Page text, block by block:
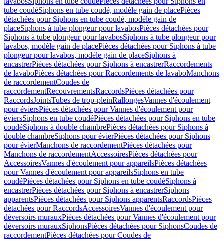
tube coudéSiphons en tube coudé, modèle gain de placePièces
détachées pour Siphons en tube coudé, modèle gain de
placeSiphons à tube plongeur pour lavabosPièces détachées pour
Siphons à tube plongeur pour lavabosSiphons à tube plongeur pour
lavabos, modèle gain de placePièces détachées pour Siphons à tube
plongeur pour lavabos, modèle gain de placeSiphons à
encastrerPièces détachées pour Siphons à encastrerRaccordements
de lavaboPièces détachées pour Raccordements de lavaboManchons
de raccordementCoudes de
raccordementRecouvrementsRaccordsPièces détachées pour
RaccordsJointsTubes de trop-pleinRallongesVannes d'écoulement
pour éviersPièces détachées pour Vannes d'écoulement pour
éviersSiphons en tube coudéPièces détachées pour Siphons en tube
coudéSiphons à double chambrePièces détachées pour Siphons à
double chambreSiphons pour évierPièces détachées pour Siphons
pour évierManchons de raccordementPièces détachées pour
Manchons de raccordementAccessoiresPièces détachées pour
AccessoiresVannes d'écoulement pour appareilsPièces détachées
pour Vannes d'écoulement pour appareilsSiphons en tube
coudéPièces détachées pour Siphons en tube coudéSiphons à
encastrerPièces détachées pour Siphons à encastrerSiphons
apparentsPièces détachées pour Siphons apparentsRaccordsPièces
détachées pour RaccordsAccessoiresVannes d'écoulement pour
déversoirs murauxPièces détachées pour Vannes d'écoulement pour
déversoirs murauxSiphonsPièces détachées pour SiphonsCoudes de
raccordementPièces détachées pour Coudes de